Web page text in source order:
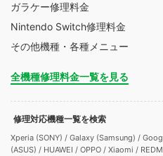
ガラケー修理料金
Nintendo Switch修理料金
その他機種・各種メニュー
全機種修理料金一覧を見る
修理対応機種一覧を検索
Xperia (SONY) / Galaxy (Samsung) /
(ASUS) / HUAWEI / OPPO / Xiaomi /